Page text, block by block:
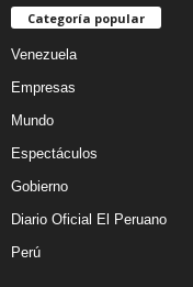
Categoría popular
Venezuela
Empresas
Mundo
Espectáculos
Gobierno
Diario Oficial El Peruano
Perú